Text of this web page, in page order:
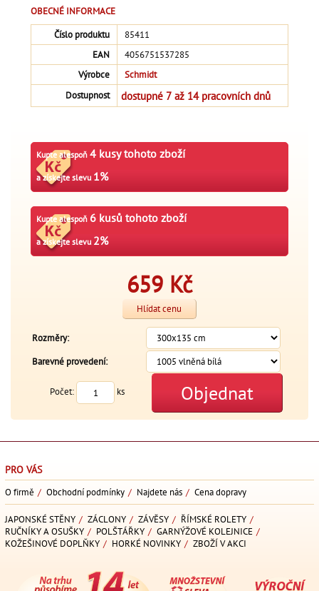
OBECNÉ INFORMACE
Číslo produktu
85411
EAN
4056751537285
Výrobce
Schmidt
Dostupnost
dostupné 7 až 14 pracovních dnů
Kupte alespoň4 kusy tohoto zboží
a získejte slevu 1%
Kupte alespoň 6 kusů tohoto zboží
a získejte slevu 2%
659Kč
Hlídat cenu
Rozměry:
Barevné provedení:
Počet: ks Objednat
PRO VÁS
O firmě / Obchodní podmínky / Najdete nás / Cena dopravy
JAPONSKÉ STĚNY / ZÁCLONY / ZÁVĚSY / ŘÍMSKÉ ROLETY /
RUČNÍKY A OSUŠKY / POLŠTÁŘKY / GARNÝŽOVÉ KOLEJNICE /
KOŽEŠINOVÉ DOPLŇKY / HORKÉ NOVINKY / ZBOŽÍ V AKCI